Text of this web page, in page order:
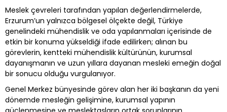
Meslek çevreleri tarafından yapılan değerlendirmelerde,
Erzurum’un yalnızca bölgesel ölçekte değil, Türkiye
genelindeki mühendislik ve oda yapılanmaları içerisinde de
etkin bir konuma yükseldiği ifade edilirken; alınan bu
görevlerin, kentteki mühendislik kültürünün, kurumsal
dayanışmanın ve uzun yıllara dayanan mesleki emeğin doğal
bir sonucu olduğu vurgulanıyor.
Genel Merkez bünyesinde görev alan her iki başkanın da yeni
dönemde mesleğin gelişimine, kurumsal yapının